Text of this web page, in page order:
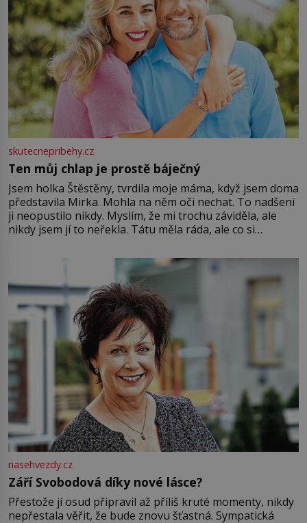
skutecnepribehy.cz
Ten můj chlap je prostě báječný
Jsem holka Štěstěny, tvrdila moje máma, když jsem doma
představila Mirka. Mohla na něm oči nechat. To nadšení
ji neopustilo nikdy. Myslím, že mi trochu záviděla, ale
nikdy jsem jí to neřekla. Tátu měla ráda, ale co si
Jsme spolu moc rádi Tehdy byla jiná doba, když
nasehvezdy.cz
Září Svobodová díky nové lásce?
Přestože jí osud připravil až příliš kruté momenty, nikdy
nepřestala věřit, že bude znovu šťastná. Sympatická